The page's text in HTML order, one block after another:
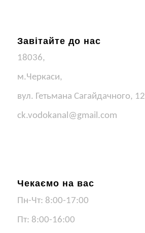
Завітайте до нас
18036,
м.Черкаси,
вул. Гетьмана Сагайдачного, 12
ck.vodokanal@gmail.com
Чекаємо на вас
Пн-Чт: 8:00-17:00
Пт: 8:00-16:00